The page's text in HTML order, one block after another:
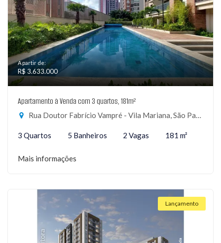
A partir de:
R$ 3.633.000
Apartamento à Venda com 3 quartos, 181m²
Rua Doutor Fabrício Vampré - Vila Mariana, São Paulo-SP
3 Quartos 5 Banheiros 2 Vagas 181 m²
Mais informações
Lançamento